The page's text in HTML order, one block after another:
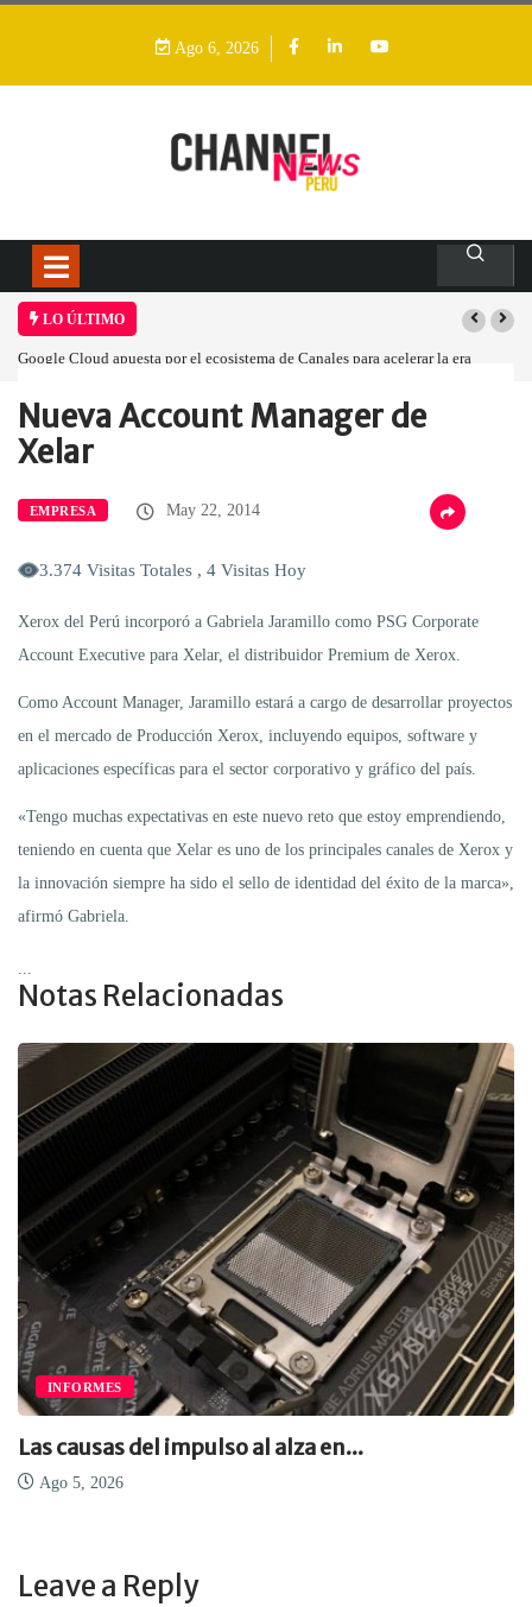
Ago 6, 2026
LO ÚLTIMO
Google Cloud apuesta por el ecosistema de Canales para acelerar la era
Home
Empresa Nueva Account Manager…
Nueva Account Manager de
Xelar
EMPRESA May 22, 2014
3.374 Visitas Totales , 4 Visitas Hoy
Xerox del Perú incorporó a Gabriela Jaramillo como PSG Corporate
Account Executive para Xelar, el distribuidor Premium de Xerox.
Como Account Manager, Jaramillo estará a cargo de desarrollar proyectos
en el mercado de Producción Xerox, incluyendo equipos, software y
aplicaciones específicas para el sector corporativo y gráfico del país.
«Tengo muchas expectativas en este nuevo reto que estoy emprendiendo,
teniendo en cuenta que Xelar es uno de los principales canales de Xerox y
la innovación siempre ha sido el sello de identidad del éxito de la marca»,
afirmó Gabriela.
Notas Relacionadas
INFORMES
Las causas del impulso al alza en...
Ago 5, 2026
Leave a Reply